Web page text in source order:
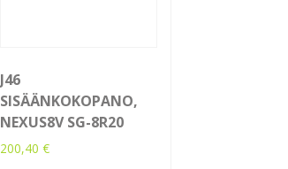
J46
SISÄÄNKOKOPANO,
NEXUS8V SG-8R20
200,40 €